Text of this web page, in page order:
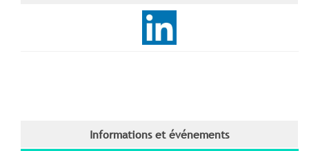
Informations et événements